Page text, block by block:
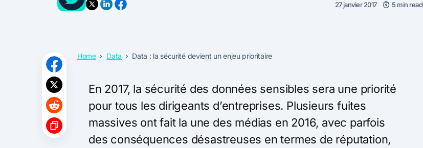
27 janvier 2017 5 min read
Home Data Data : la sécurité devient un enjeu prioritaire
En 2017, la sécurité des données sensibles sera une priorité
pour tous les dirigeants d’entreprises. Plusieurs fuites
massives ont fait la une des médias en 2016, avec parfois
des conséquences désastreuses en termes de réputation,